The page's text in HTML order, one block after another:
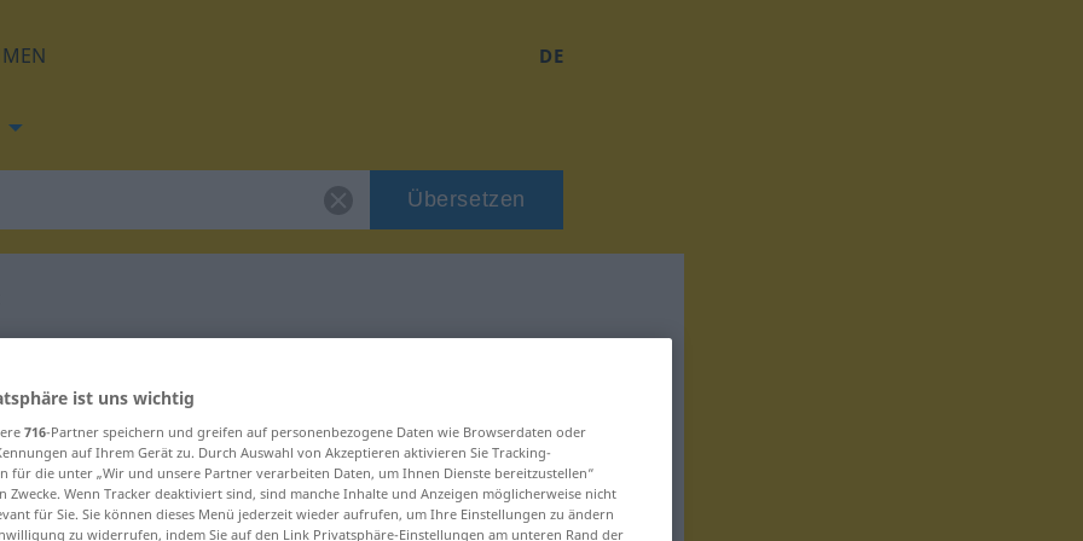
DE
Übersetzen
für "ungeniert"
ist uns wichtig
716-Partner speichern und greifen auf personenbezogene Daten wie Browserdaten oder
auf Ihrem Gerät zu. Durch Auswahl von Akzeptieren aktivieren Sie Tracking-
für die unter „Wir und unsere Partner verarbeiten Daten, um Ihnen Dienste bereitzustellen“
Zwecke. Wenn Tracker deaktiviert sind, sind manche Inhalte und Anzeigen möglicherweise nicht
für Sie. Sie können dieses Menü jederzeit wieder aufrufen, um Ihre Einstellungen zu ändern
zu widerrufen, indem Sie auf den Link Privatsphäre-Einstellungen am unteren Rand der